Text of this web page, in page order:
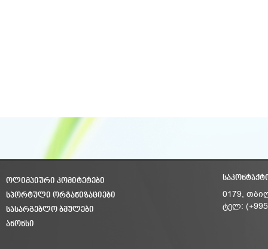
ᲝᲚᲘᲛᲞᲘᲣᲠᲘ ᲙᲝᲛᲘᲢᲔᲢᲔᲑᲘ
ᲡᲞᲝᲠᲢᲣᲚᲘ ᲝᲠᲒᲐᲜᲘᲖᲐᲪᲘᲔᲑᲘ
ᲡᲐᲡᲐᲠᲒᲔᲑᲚᲝ ᲑᲛᲣᲚᲔᲑᲘ
ᲐᲜᲝᲜᲡᲘ
0179,
ტელ: (+995